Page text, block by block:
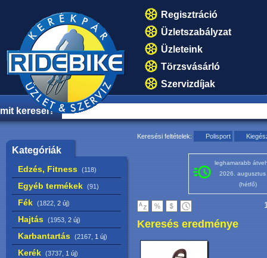
Regisztráció
Üzletszabályzat
Üzleteink
Törzsvásárló
Szervizdíjak
mit keresel?
Kategóriák
Edzés, Fitness (118)
Egyéb termékek (91)
Fék (1822, 2 új)
Hajtás (1953, 2 új)
Karbantartás (2167, 1 új)
Kerék (3737, 1 új)
Keresési feltételek: Polisport
leghamarabb
2026. augusztus
(hétfő)
Keresés eredménye